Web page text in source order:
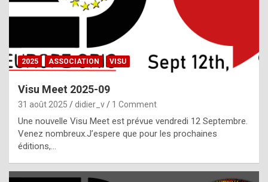
,
g
h
t
f
2025 ASSOCIATION VISU
Visu Meet 2025-09
31 août 2025 didier_v 1 Comment
Une nouvelle Visu Meet est prévue vendredi 12 Septembre.
Venez nombreux.J’espere que pour les prochaines
éditions,…